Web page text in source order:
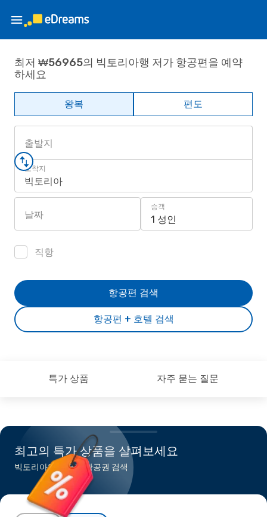
최저 ₩56965의 빅토리아행 저가 항공편을 예약
하세요
왕복 편도
출발지
도착지
빅토리아
날짜
승객
1 성인
직항
항공편 + 호텔 검색
항공편 검색
특가 상품 자주 묻는 질문
최고의 특가 상품을 살펴보세요
빅토리아행 최저가 항공권 검색